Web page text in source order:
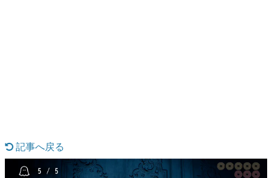
なんでゲームは面白い？
ゲーム開発者・hamatsu氏がゲームの魅力を画面や操作の
記事へ戻る